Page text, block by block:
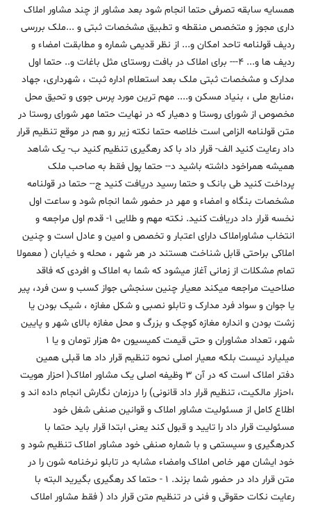
همسایه سابقه تصرفی حتما انجام شود بعد مشاور از چند مشاور املاک
داری مجوز و متخصص منقطه و تطبیق مشخصات ثبتی و ...ملک بررسی
ردیف قولنامه تاحد امکان و... از نظر قدیمی شماره و مطابقت امضاء و
ردیف ها و... 4--- برای املاک در بافت روستای مثل باغات و.. حتما اول
مدارک و مشخصات ثبتی ملک بعد استعلام اداره ثبت ، شهرداری، جهاد
،منابع ملی ، بنیاد مسکن و.... مهم ترین مورد پرس جوی و تحیق محل
مخصوص از شورای روستا و دهیار که در نهایت حتما مهر شورای روستا در
متن قولنامه الزامی است خلاصه حتما نکته زیر رو هم در موقع تنظیم قرار
داد رعایت کنید الف- قرار داد با کد رهگیری تنظیم کنید ب- یک شاهد
همیشه همراخود داشته باشید د-- حتما پول فقط به صاحب ملک
پرداخت کنید طی بانک و حتما رسید دریافت کنید ج-- حتما در قولنامه
مشخصات بنگاه و امضاء و مهر در حضور شما انجام شود و ساعت اول
نخسه قرار داد دریافت کنید. نکته مهم و طلایی 1- قدم اول مراجعه و
انتخاب مشاوراملاک دارای اعتبار و تخصص و امین و عادل است و چنین
املاکی براحتی قابل شناخت هستند در هر شهر ، محله و خیابان ( معمولا
تمام مشکلات از زمانی آغاز میشود که شما به املاک و افردی که فاقد
صلاحیت مراجعه میکند معیار چنین سنجشی جواز کسب و سن فرد، پیر
یا جوان و سواد فرد مدارک و تابلو نصبی و شکل مغازه ، شیک بودن یا
زشت بودن و انداره مغازه کوچک و بزرگ و محل مغازه بالای شهر و پایین
شهر، تعداد مشاوران و حتی قیمت کمیسیون 50 هزار تومان و یا 1
میلیارد نیست بلکه معیار اصلی نحوه تنظیم قرار داد ها قبلی همین
دفتر املاک است که در آن 3 وظیفه اصلی یک مشاور املاک( احزار هویت
،احزار مالکیت، تنظیم قرار داد قانونی) را درزمان نگارش انجام داده اند و
اطلاع کامل از مسئولیت مشاور املاک و قوانین صنفی شغل خود
مسئولیت قرار داد را تایید و قبول کند یعنی ابتدا قرار باید حتما با
کدرهگیری و سیستمی و با شماره صنفی خود مشاور املاک تنظیم شود و
خود ایشان مهر خاص املاک وامضاء مشابه در تابلو نرخنامه شون را در
متن قرار داد در حضور شما بزند. 1 - حتما کد رهگیری بگیرید البته با
رعایت نکات حقوقی و فنی در تنظیم متن قرار داد ( فقط مشاور املاک